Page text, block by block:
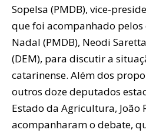
Sopelsa (PMDB), vice-
que foi acompanhado
Nadal (PMDB), Neodi
(DEM), para discutir a
catarinense. Além dos
outros doze deputados
Estado da Agricultura, João
acompanharam o debate,